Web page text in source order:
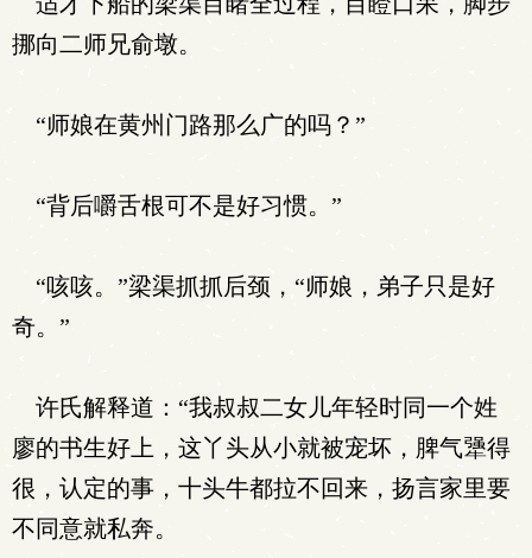
挪向二师兄俞墩。
“师娘在黄州门路那么广的吗？”
“背后嚼舌根可不是好习惯。”
“咳咳。”梁渠抓抓后颈，“师娘，弟子只是好
奇。”
许氏解释道：“我叔叔二女儿年轻时同一个姓
廖的书生好上，这丫头从小就被宠坏，脾气犟得
很，认定的事，十头牛都拉不回来，扬言家里要
不同意就私奔。